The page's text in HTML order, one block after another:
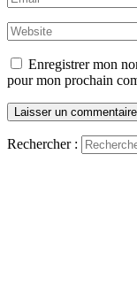
Enregistrer mon
pour mon prochain
Rechercher :